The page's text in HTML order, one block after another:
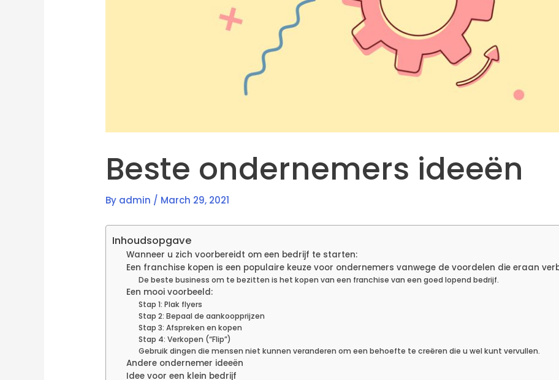
Beste ondernemers ideeën
By admin / March 29, 2021
Inhoudsopgave
Wanneer u zich voorbereidt om een bedrijf te starten:
Een franchise kopen is een populaire keuze voor ondernemers vanwege de voordelen die eraan
De beste business om te bezitten is het kopen van een franchise van een goed lopend bedrijf.
Een mooi voorbeeld:
Stap 1: Plak flyers
Stap 2: Bepaal de aankoopprijzen
Stap 3: Afspreken en kopen
Stap 4: Verkopen (“Flip”)
Gebruik dingen die mensen niet kunnen veranderen om een behoefte te creëren die u wel kunt vervullen.
Andere ondernemer ideeën
Idee voor een klein bedrijf